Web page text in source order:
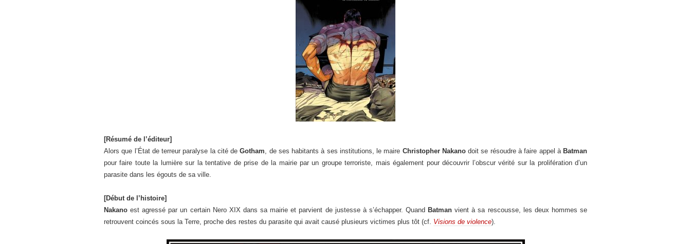
[Résumé de l’éditeur]
Alors que l’État de terreur paralyse la cité deGotham, de ses habitants à ses institutions, le maire Christopher Nakanodoit se résoudre à faire appel à Batman
pour faire toute la lumière sur la tentative de prise de la mairie par un groupe terroriste, mais également pour découvrir l’obscur vérité sur la prolifération d’un
parasite dans les égouts de sa ville.
[Début de l’histoire]
Nakano est agressé par un certain Nero XIX dans sa mairie et parvient de justesse à s’échapper. Quand Batman vient à sa rescousse, les deux hommes se
retrouvent coincés sous la Terre, proche des restes du parasite qui avait causé plusieurs victimes plus tôt (cf. Visions de violence).